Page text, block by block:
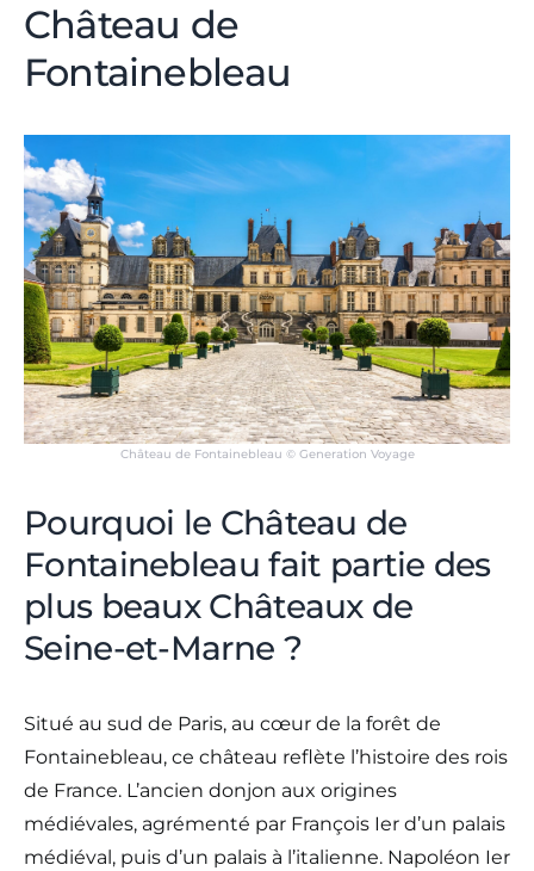
Château de
Fontainebleau
Château de Fontainebleau © Generation Voyage
Pourquoi le Château de
Fontainebleau fait partie des
plus beaux Châteaux de
Seine-et-Marne ?
Situé au sud de Paris, au cœur de la forêt de
Fontainebleau, ce château reflète l’histoire des rois
de France. L’ancien donjon aux origines
médiévales, agrémenté par François Ier d’un palais
médiéval, puis d’un palais à l’italienne. Napoléon Ier